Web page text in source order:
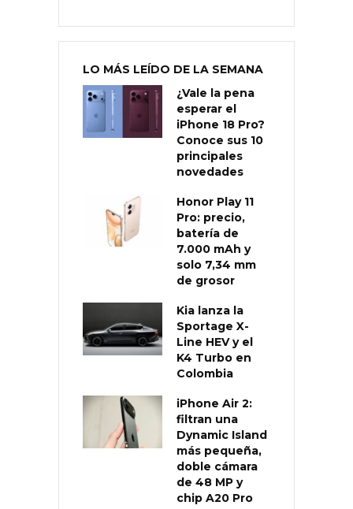
LO MÁS LEÍDO DE LA SEMANA
¿Vale la pena
esperar el
iPhone 18 Pro?
Conoce sus 10
principales
novedades
Honor Play 11
Pro: precio,
batería de
7.000 mAh y
solo 7,34 mm
de grosor
Kia lanza la
Sportage X-
Line HEV y el
K4 Turbo en
Colombia
iPhone Air 2:
filtran una
Dynamic Island
más pequeña,
doble cámara
de 48 MP y
chip A20 Pro